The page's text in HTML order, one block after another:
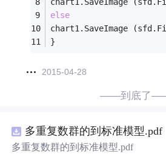
chart1.SaveImage
else
chart1.SaveImage
}
2015-04-28
——到底了
多重复数群的到标准模型.pdf
多重复数群的到标准模型.pdf